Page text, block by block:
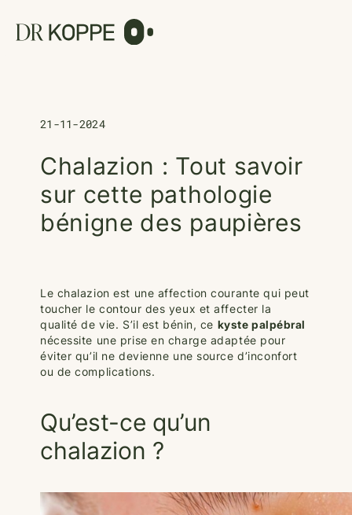
21-11-2024
Chalazion : Tout savoir
sur cette pathologie
bénigne des paupières
Le chalazion est une affection courante qui peut
toucher le contour des yeux et affecter la
qualité de vie. S’il est bénin, ce kyste palpébral
nécessite une prise en charge adaptée pour
éviter qu’il ne devienne une source d’inconfort
ou de complications.
Qu’est-ce qu’un
chalazion ?